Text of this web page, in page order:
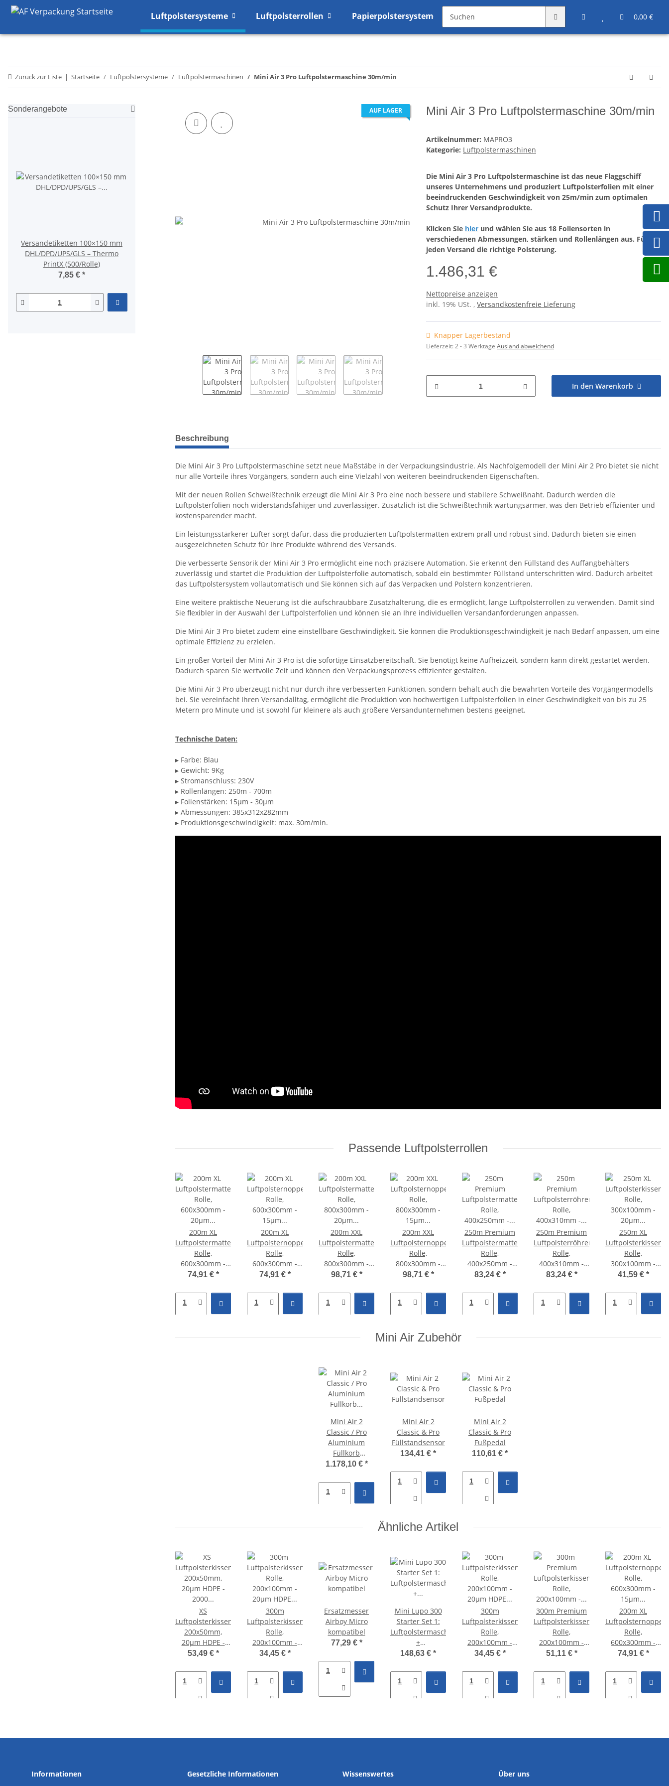
0,00 €
Luftpolstersysteme Luftpolsterrollen Papierpolstersysteme Angebote Sonstiges
Zurück zur Liste Startseite Luftpolstersysteme Luftpolstermaschinen Mini Air 3 Pro Luftpolstermaschine 30m/min
AUF LAGER Mini Air 3 Pro Luftpolstermaschine 30m/min
Artikelnummer: MAPRO3
Kategorie: Luftpolstermaschinen
Die Mini Air 3 Pro Luftpolstermaschine ist das neue Flaggschiff
unseres Unternehmens und produziert Luftpolsterfolien mit einer
beeindruckenden Geschwindigkeit von 25m/min zum optimalen
Schutz Ihrer Versandprodukte.
Klicken Sie hier und wählen Sie aus 18 Foliensorten in
verschiedenen Abmessungen, stärken und Rollenlängen aus. Für
jeden Versand die richtige Polsterung.
1.486,31 €
Nettopreise anzeigen
inkl. 19% USt. , Versandkostenfreie Lieferung
Knapper Lagerbestand
Lieferzeit:2 - 3 Werktage Ausland abweichend
In den Warenkorb
weitere Registerkarten anzeigen
Beschreibung
Die Mini Air 3 Pro Luftpolstermaschine setzt neue Maßstäbe in der Verpackungsindustrie. Als Nachfolgemodell der Mini Air 2 Pro bietet sie nicht
nur alle Vorteile ihres Vorgängers, sondern auch eine Vielzahl von weiteren beeindruckenden Eigenschaften.
Mit der neuen Rollen Schweißtechnik erzeugt die Mini Air 3 Pro eine noch bessere und stabilere Schweißnaht. Dadurch werden die
Luftpolsterfolien noch widerstandsfähiger und zuverlässiger. Zusätzlich ist die Schweißtechnik wartungsärmer, was den Betrieb effizienter und
kostensparender macht.
Ein leistungsstärkerer Lüfter sorgt dafür, dass die produzierten Luftpolstermatten extrem prall und robust sind. Dadurch bieten sie einen
ausgezeichneten Schutz für Ihre Produkte während des Versands.
Die verbesserte Sensorik der Mini Air 3 Pro ermöglicht eine noch präzisere Automation. Sie erkennt den Füllstand des Auffangbehälters
zuverlässig und startet die Produktion der Luftpolsterfolie automatisch, sobald ein bestimmter Füllstand unterschritten wird. Dadurch arbeitet
das Luftpolstersystem vollautomatisch und Sie können sich auf das Verpacken und Polstern konzentrieren.
Eine weitere praktische Neuerung ist die aufschraubbare Zusatzhalterung, die es ermöglicht, lange Luftpolsterrollen zu verwenden. Damit sind
Sie flexibler in der Auswahl der Luftpolsterfolien und können sie an Ihre individuellen Versandanforderungen anpassen.
Die Mini Air 3 Pro bietet zudem eine einstellbare Geschwindigkeit. Sie können die Produktionsgeschwindigkeit je nach Bedarf anpassen, um eine
optimale Effizienz zu erzielen.
Ein großer Vorteil der Mini Air 3 Pro ist die sofortige Einsatzbereitschaft. Sie benötigt keine Aufheizzeit, sondern kann direkt gestartet werden.
Dadurch sparen Sie wertvolle Zeit und können den Verpackungsprozess effizienter gestalten.
Die Mini Air 3 Pro überzeugt nicht nur durch ihre verbesserten Funktionen, sondern behält auch die bewährten Vorteile des Vorgängermodells
bei. Sie vereinfacht Ihren Versandalltag, ermöglicht die Produktion von hochwertigen Luftpolsterfolien in einer Geschwindigkeit von bis zu 25
Metern pro Minute und ist sowohl für kleinere als auch größere Versandunternehmen bestens geeignet.
Technische Daten:
▸ Farbe: Blau
▸ Gewicht: 9Kg
▸ Stromanschluss: 230V
▸ Rollenlängen: 250m - 700m
▸ Folienstärken: 15µm - 30µm
▸ Abmessungen: 385x312x282mm
▸ Produktionsgeschwindigkeit: max. 30m/min.
Passende Luftpolsterrollen
200m XL
Luftpolstermatten
Rolle,
600x300mm -
20µm HDPE -
Classic & Pro
74,91 € *
200m XL
Luftpolsternoppen
Rolle,
600x300mm -
15µm HDPE -
Classic & Pro
74,91 € *
200m XXL
Luftpolstermatten
Rolle,
800x300mm -
20µm HDPE -
Classic & Pro
98,71 € *
200m XXL
Luftpolsternoppen
Rolle,
800x300mm -
15µm HDPE -
Classic & Pro
98,71 € *
250m Premium
Luftpolstermatten
Rolle,
400x250mm -
30µm LDPE -
Classic & Pro
83,24 € *
250m Premium
Luftpolsterröhren
Rolle,
400x310mm -
30µm LDPE -
Classic & Pro
83,24 € *
250m XL
Luftpolsterkissen
Rolle,
300x100mm -
20µm HDPE -
Classic & Pro
41,59 € *
Mini Air Zubehör
Mini Air 2
Classic / Pro
Aluminium
Füllkorb
1040x600x1350mm
1.178,10 € *
Mini Air 2
Classic & Pro
Füllstandsensor
134,41 € *
Mini Air 2
Classic & Pro
Fußpedal
110,61 € *
Ähnliche Artikel
XS
Luftpolsterkissen
200x50mm,
20µm HDPE -
2000 Stück
53,49 € *
300m
Luftpolsterkissen
Rolle,
200x100mm -
20µm HDPE -
34,45 € *
Ersatzmesser
Airboy Micro
kompatibel
77,29 € *
Mini Lupo 300
Starter Set 1:
Luftpolstermaschine
+
Luftpolsterkissen-
200×100mm
148,63 € *
300m
Luftpolsterkissen
Rolle,
200x100mm -
20µm HDPE -
34,45 € *
300m Premium
Luftpolsterkissen
Rolle,
200x100mm -
30µm LDPE -
Airmove2
51,11 € *
200m XL
Luftpolsternoppen
Rolle,
600x300mm -
15µm HDPE -
Airboy Micro
74,91 € *
Sonderangebote
Versandetiketten 100×150 mm
DHL/DPD/UPS/GLS – Thermo
PrintX (500/Rolle)
7,85 € *
Informationen Gesetzliche Informationen Wissenswertes Über uns